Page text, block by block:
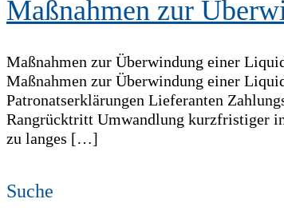
Maßnahmen zur
Maßnahmen zur Überwindung einer
Maßnahmen zur Überwindung einer
Patronatserklärungen Lieferanten
Rangrücktritt Umwandlung kurzfristiger
zu langes […]
Suche